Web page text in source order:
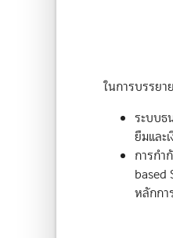
ในการบรรย
ระบบธ
ยืมและ
การก
based
หลักกา